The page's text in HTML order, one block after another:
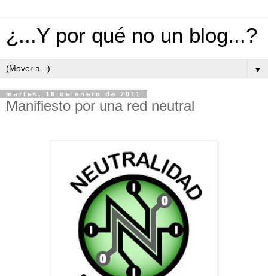
¿...Y por qué no un blog...?
▼
martes, 18 de enero de 2011
Manifiesto por una red neutral